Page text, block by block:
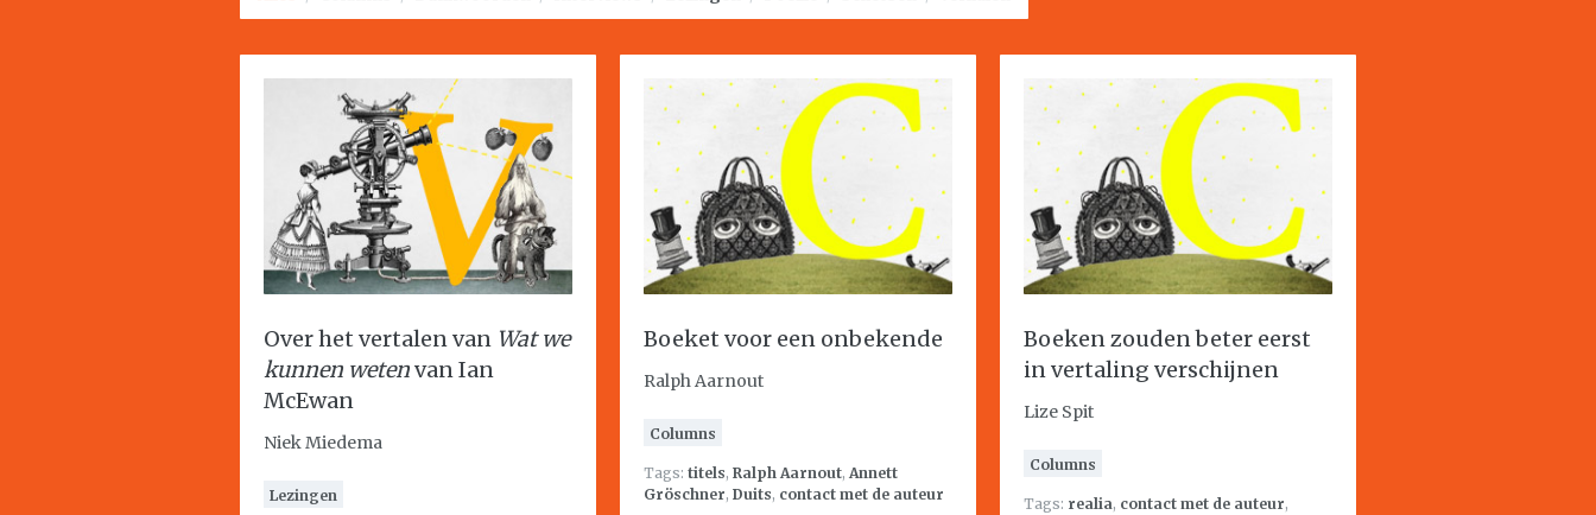
Over het vertalen van Wat we
kunnen wetenvan Ian
McEwan
Niek Miedema
Lezingen
Boeket voor een onbekende
Ralph Aarnout
Columns
Tags: titels, Ralph Aarnout, Annett
Gröschner, Duits, contact met de auteur
Boeken zouden beter eerst
in vertaling verschijnen
Lize Spit
Columns
Tags: realia, contact met de auteur,